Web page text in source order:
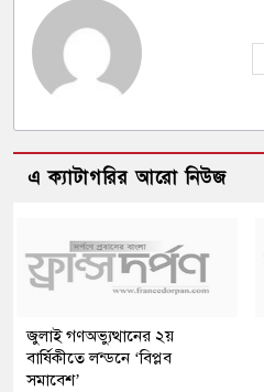
এ ক্যাটাগরির আরো নিউজ
জুলাই গণঅভ্যুত্থানের ২য়
বার্ষিকীতে লন্ডনে ‘বিপ্লব
সমাবেশ’